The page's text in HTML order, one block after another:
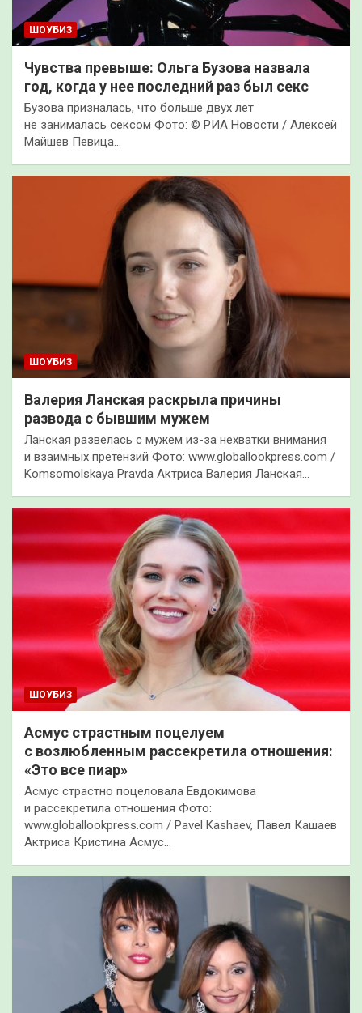
ШОУБИЗ
Чувства превыше: Ольга Бузова назвала
год, когда у нее последний раз был секс
Бузова призналась, что больше двух лет
не занималась сексом Фото: © РИА Новости / Алексей
Майшев Певица…
ШОУБИЗ
Валерия Ланская раскрыла причины
развода с бывшим мужем
Ланская развелась с мужем из-за нехватки внимания
и взаимных претензий Фото: www.globallookpress.com /
Komsomolskaya Pravda Актриса Валерия Ланская…
ШОУБИЗ
Асмус страстным поцелуем
с возлюбленным рассекретила отношения:
«Это все пиар»
Асмус страстно поцеловала Евдокимова
и рассекретила отношения Фото:
www.globallookpress.com / Pavel Kashaev, Павел Кашаев
Актриса Кристина Асмус…